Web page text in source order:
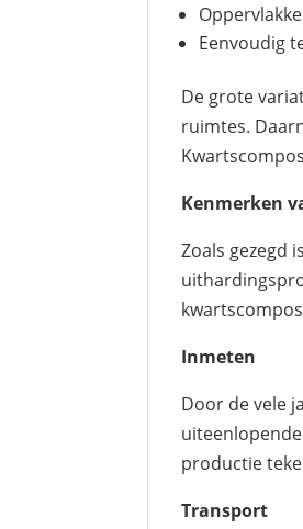
Eenvoudig
De grote
ruimtes.
Kenmerken
Zoals gezegd
Inmeten
Door de vele
productie
Transport